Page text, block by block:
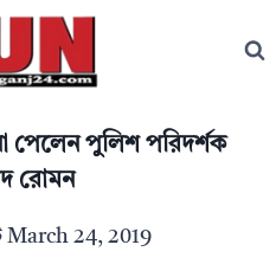
পেলেন পুুলিশ পরিদর্শক
রোমন
March 24, 2019